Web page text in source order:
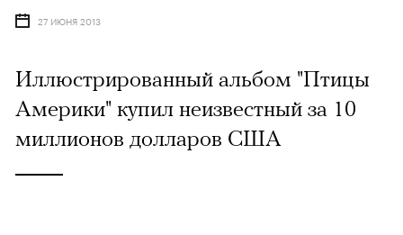
27 ИЮНЯ 2013
Иллюстрированный альбом "Птицы
Америки" купил неизвестный за 10
миллионов долларов США